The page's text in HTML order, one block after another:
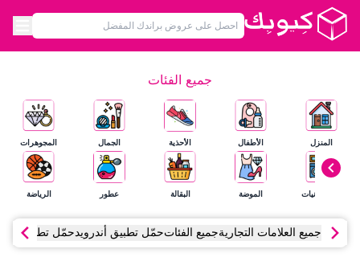
جميع الفئات
المنزل
الإلكترونيات
الأطفال
الموضة
الأحذية
البقالة
الجمال
عطور
المجوهرات
الرياضة
جميع العلامات التجاريةجميع الفئاتحمّل تطبيق أندرويدحمّل تطبيق آي